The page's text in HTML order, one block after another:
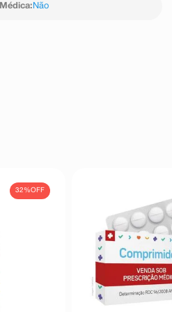
sulfaemoglobina no sangue),
doses de medicamentos
relacionados com
do hormônio prolactina, que
de menstruação), galactorreia
(aumento das mamas em
: Não
32%OFF